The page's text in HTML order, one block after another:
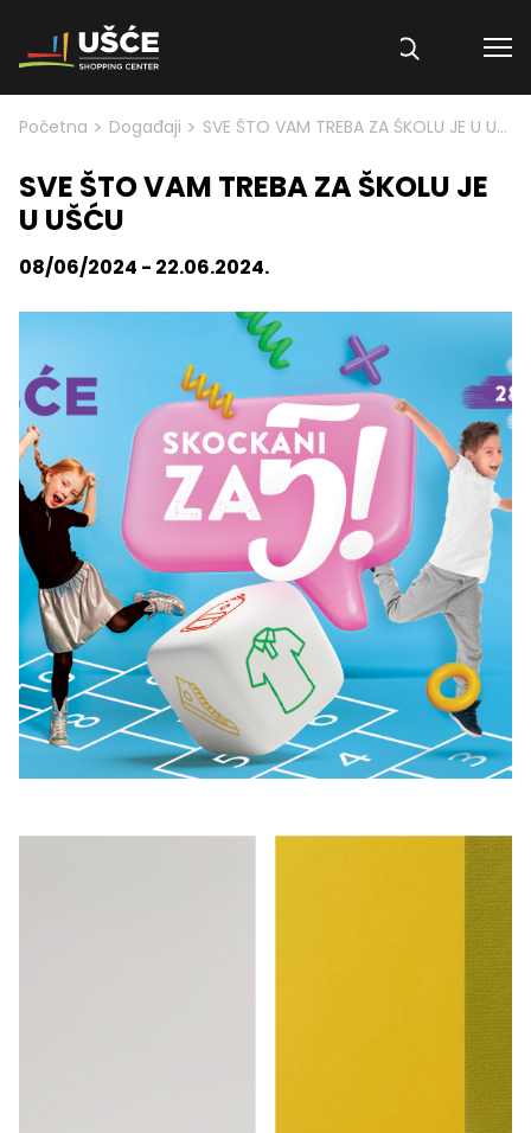
Skip to content
Početna > Događaji > SVE ŠTO VAM TREBA ZA ŠKOLU JE U UŠĆU
SVE ŠTO VAM TREBA ZA ŠKOLU JE
U UŠĆU
08/06/2024 - 22.06.2024.